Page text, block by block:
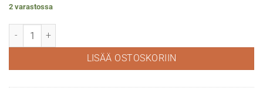
2 varastossa
Liquitex akryyliguassi 905 Scarlet määrä
LISÄÄ OSTOSKORIIN